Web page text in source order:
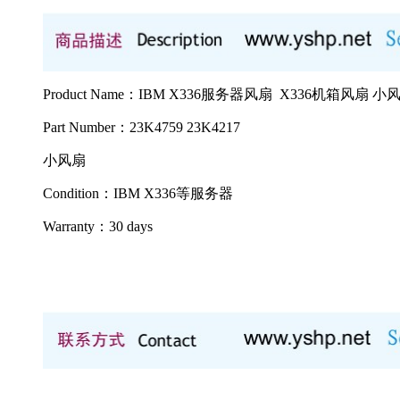
Product Name：IBM X336服务器风扇 X336机箱风扇 小
Part Number：23K4759 23K4217
小风扇
Condition：IBM X336等服务器
Warranty： 30 days